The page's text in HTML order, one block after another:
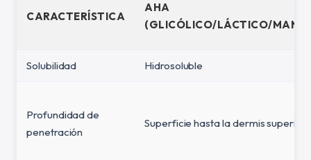
CARACTERÍSTICA
AHA
(GLICÓLICO/LÁCTICO/
Solubilidad Hidrosoluble
Profundidad de
penetración
Superficie hasta la dermis superior